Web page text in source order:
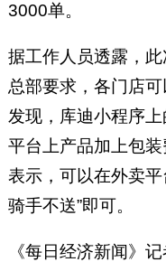
3000单。
据工作人员透露，
总部要求，各门店
发现，库迪小程序
平台上产品加上包
表示，可以在外卖平
骑手不送”即可。
《每日经济新闻》